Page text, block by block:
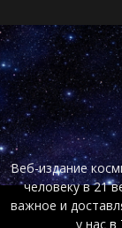
Веб-издание
человеку в 21
важное и
у нас в